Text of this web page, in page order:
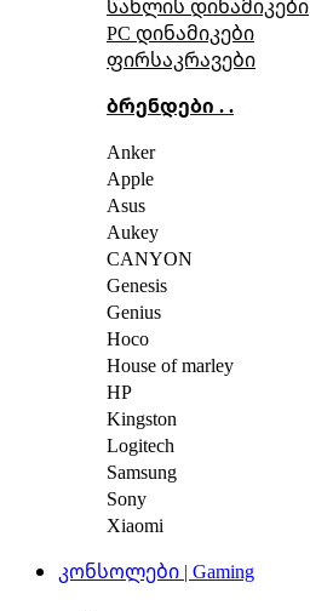
სახლის დინამიკები
PC დინამიკები
ფირსაკრავები
ბრენდები . .
Anker
Apple
Asus
Aukey
CANYON
Genesis
Genius
Hoco
House of marley
HP
Kingston
Logitech
Samsung
Sony
Xiaomi
კონსოლები | Gaming